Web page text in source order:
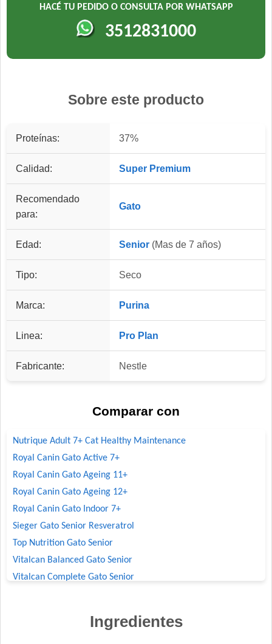
HACÉ TU PEDIDO O CONSULTA POR WHATSAPP
3512831000
Sobre este producto
Proteínas: 37%
Calidad: Super Premium
Recomendado
para:
Gato
Edad: Senior (Mas de 7 años)
Tipo: Seco
Marca: Purina
Linea: Pro Plan
Fabricante: Nestle
Comparar con
Nutrique Adult 7+ Cat Healthy Maintenance
Royal Canin Gato Active 7+
Royal Canin Gato Ageing 11+
Royal Canin Gato Ageing 12+
Royal Canin Gato Indoor 7+
Sieger Gato Senior Resveratrol
Top Nutrition Gato Senior
Vitalcan Balanced Gato Senior
Vitalcan Complete Gato Senior
Ingredientes